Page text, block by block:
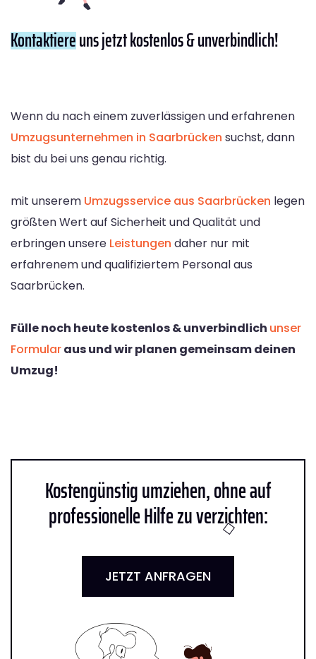
Kontaktiereuns jetzt kostenlos & unverbindlich!
Wenn du nach einem zuverlässigen und erfahrenen
Umzugsunternehmen in Saarbrücken suchst, dann
bist du bei uns genau richtig.
mit unserem Umzugsservice aus Saarbrücken legen
größten Wert auf Sicherheit und Qualität und
erbringen unsere Leistungen daher nur mit
erfahrenem und qualifiziertem Personal aus
Saarbrücken.
Fülle noch heute kostenlos & unverbindlich unser
Formularaus und wir planen gemeinsam deinen
Umzug!
Kostengünstig umziehen, ohne auf
professionelle Hilfe zu verzichten:
JETZT ANFRAGEN